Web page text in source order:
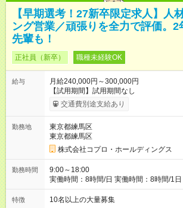
【早期選考！27新卒限定求人】人
ング営業／頑張りを全力で評価。2
先輩も！
正社員（新卒） 職種未経験OK
給与
月給240,000円～300,000円
【試用期間】試用期間なし
交通費別途支給あり
勤務地
東京都練馬区
東京都練馬区
株式会社コプロ・ホールディングス
勤務時間
9:00～18:00
実働時間：8時間/日 実働時間：8時間/1日
特徴 10名以上の大量募集